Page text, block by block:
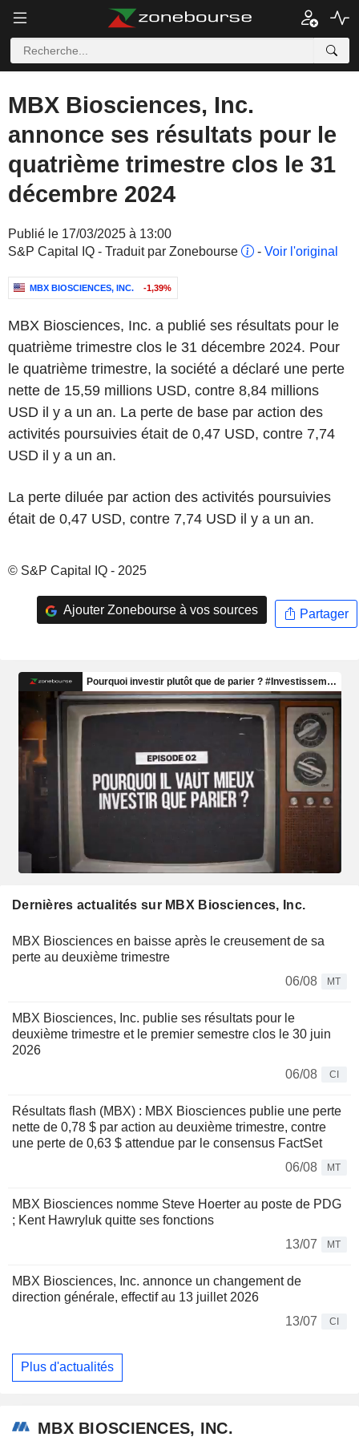
MBX Biosciences, Inc.
annonce ses résultats pour le
quatrième trimestre clos le 31
décembre 2024
Publié le 17/03/2025 à 13:00
S&P Capital IQ - Traduit par Zonebourse
- Voir l'original
MBX BIOSCIENCES, INC. -1,39%
MBX Biosciences, Inc. a publié ses résultats pour le
quatrième trimestre clos le 31 décembre 2024. Pour
le quatrième trimestre, la société a déclaré une perte
nette de 15,59 millions USD, contre 8,84 millions
USD il y a un an. La perte de base par action des
activités poursuivies était de 0,47 USD, contre 7,74
USD il y a un an.
La perte diluée par action des activités poursuivies
était de 0,47 USD, contre 7,74 USD il y a un an.
© S&P Capital IQ - 2025
Ajouter Zonebourse à vos sources Partager
Dernières actualités sur MBX Biosciences, Inc.
MBX Biosciences en baisse après le creusement de sa
perte au deuxième trimestre
06/08
MT
MBX Biosciences, Inc. publie ses résultats pour le
deuxième trimestre et le premier semestre clos le 30 juin
2026
06/08
CI
Résultats flash (MBX) : MBX Biosciences publie une perte
nette de 0,78 $ par action au deuxième trimestre, contre
une perte de 0,63 $ attendue par le consensus FactSet
06/08
MT
MBX Biosciences nomme Steve Hoerter au poste de PDG
; Kent Hawryluk quitte ses fonctions
13/07
MT
MBX Biosciences, Inc. annonce un changement de
direction générale, effectif au 13 juillet 2026
13/07
CI
Plus d'actualités
MBX BIOSCIENCES, INC.